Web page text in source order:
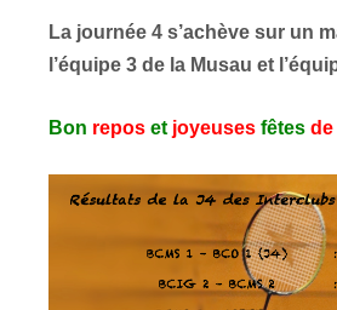
La journée 4 s’achève sur un
l’équipe 3 de la Musau et
Bon repos et joyeuses fêtes de